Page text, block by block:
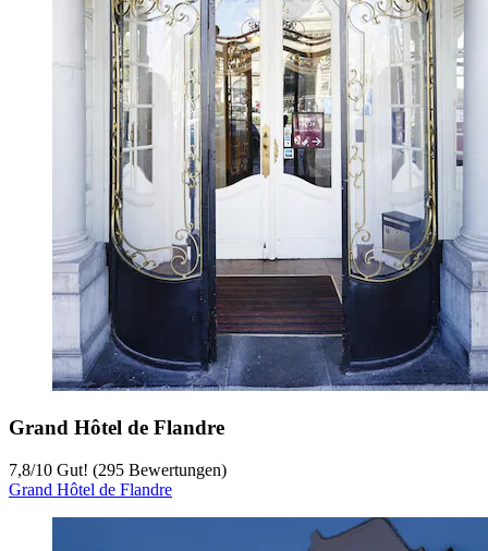
Grand Hôtel de Flandre
7,8/10 Gut! (295 Bewertungen)
Grand Hôtel de Flandre